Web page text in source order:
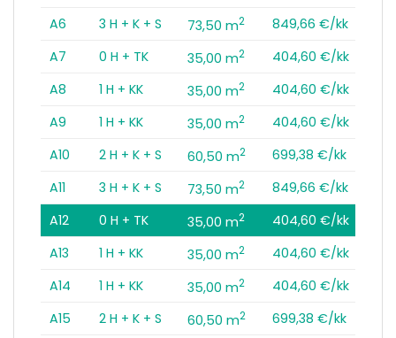
A6
3 H + K + S 73,50 m2
849,66 €/kk
A7
0 H + TK 35,00 m2
404,60 €/kk
A8
1 H + KK 35,00 m2
404,60 €/kk
A9
1 H + KK 35,00 m2
404,60 €/kk
A10
2 H + K + S 60,50 m2
699,38 €/kk
A11
3 H + K + S 73,50 m2
849,66 €/kk
A12
0 H + TK 35,00 m2
404,60 €/kk
A13
1 H + KK 35,00 m2
404,60 €/kk
A14
1 H + KK 35,00 m2
404,60 €/kk
A15
2 H + K + S 60,50 m2
699,38 €/kk